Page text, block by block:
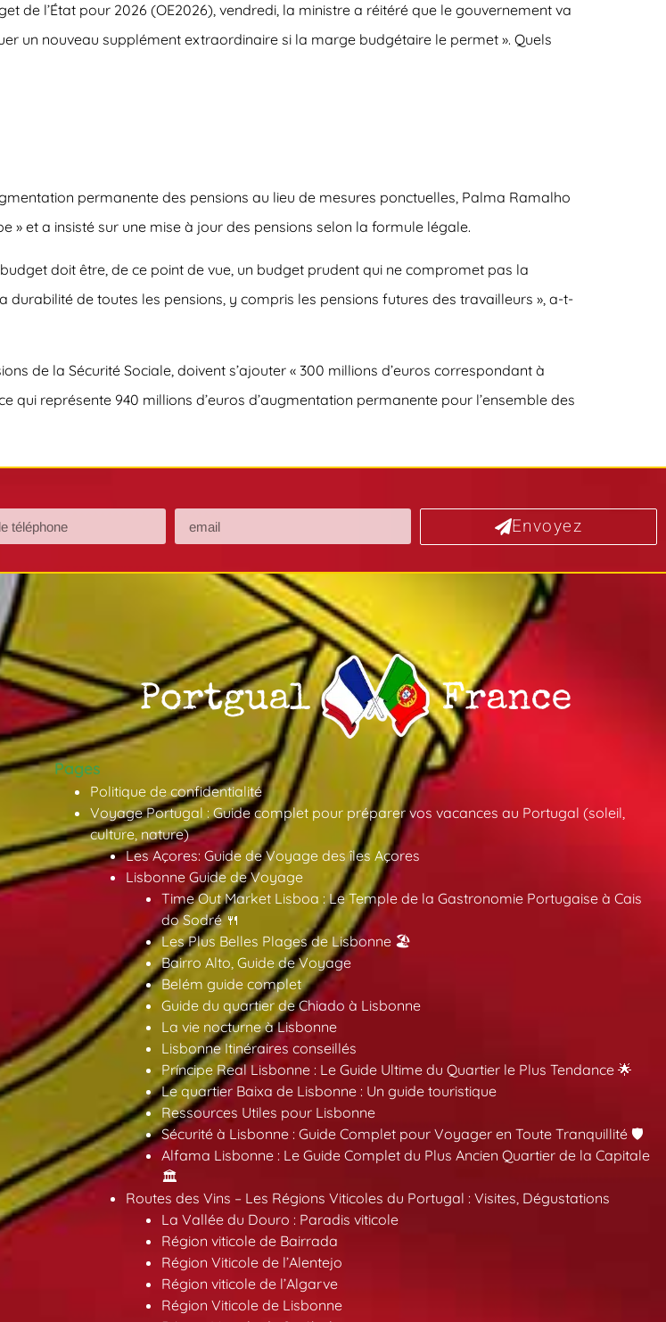
de l’État pour 2026 (OE2026), vendredi, la ministre a réitéré que le gouvernement va
un nouveau supplément extraordinaire si la marge budgétaire le permet ». Quels
permanente des pensions au lieu de mesures ponctuelles, Palma Ramalho
» et a insisté sur une mise à jour des pensions selon la formule légale.
doit être, de ce point de vue, un budget prudent qui ne compromet pas la
de toutes les pensions, y compris les pensions futures des travailleurs », a-t-
de la Sécurité Sociale, doivent s’ajouter « 300 millions d’euros correspondant à
qui représente 940 millions d’euros d’augmentation permanente pour l’ensemble des
Envoyez
Pages
Politique de confidentialité
Voyage Portugal : Guide complet pour préparer vos vacances au Portugal (soleil,
culture, nature)
Les Açores: Guide de Voyage des îles Açores
Lisbonne Guide de Voyage
Time Out Market Lisboa : Le Temple de la Gastronomie Portugaise à Cais
do Sodré 🍴
Les Plus Belles Plages de Lisbonne 🏖️
Bairro Alto, Guide de Voyage
Belém guide complet
Guide du quartier de Chiado à Lisbonne
La vie nocturne à Lisbonne
Lisbonne Itinéraires conseillés
Príncipe Real Lisbonne : Le Guide Ultime du Quartier le Plus Tendance 🌟
Le quartier Baixa de Lisbonne : Un guide touristique
Ressources Utiles pour Lisbonne
Sécurité à Lisbonne : Guide Complet pour Voyager en Toute Tranquillité 🛡️
Alfama Lisbonne : Le Guide Complet du Plus Ancien Quartier de la Capitale
🏛️
Routes des Vins – Les Régions Viticoles du Portugal : Visites, Dégustations
La Vallée du Douro : Paradis viticole
Région viticole de Bairrada
Région Viticole de l’Alentejo
Région viticole de l’Algarve
Région Viticole de Lisbonne